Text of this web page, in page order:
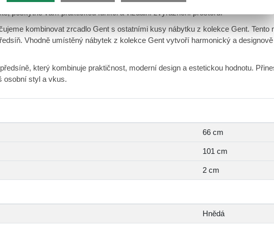
poskytne vám praktickou funkci a vizuální zvýraznění prostoru.
kombinovat zrcadlo Gent s ostatními kusy nábytku z kolekce Gent. Tento
Vhodně umístěný nábytek z kolekce Gent vytvoří harmonický a
který kombinuje praktičnost, moderní design a estetickou hodnotu.
osobní styl a vkus.
66 cm
101 cm
2 cm
Hnědá